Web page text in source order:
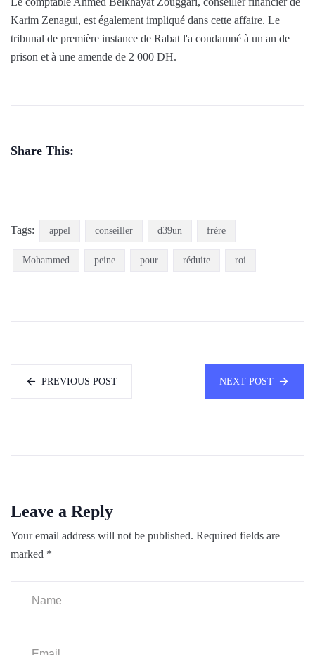
Karim Zenagui, est également impliqué dans cette affaire. Le
tribunal de première instance de Rabat l'a condamné à un an de
prison et à une amende de 2 000 DH.
Share This:
Tags: appel conseiller d39un frère
Mohammed peine pour réduite roi
PREVIOUS POST NEXT POST
Leave a Reply
Your email address will not be published. Required fields are
marked *